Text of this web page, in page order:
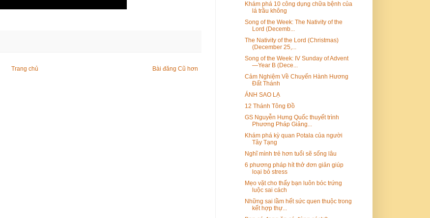
Bài đăng Cũ hơn
Trang chủ
Khám phá 10 công dụng chữa bệnh của
lá trầu không
Song of the Week: The Nativity of the
Lord (Decemb...
The Nativity of the Lord (Christmas)
(December 25,...
Song of the Week: IV Sunday of Advent
—Year B (Dece...
Cảm Nghiệm Về Chuyến Hành Hương
Đất Thánh
ÁNH SAO LẠ
12 Thánh Tông Đồ
GS Nguyễn Hưng Quốc thuyết trình
Phương Pháp Giảng...
Khám phá kỳ quan Potala của người
Tây Tạng
Nghĩ mình trẻ hơn tuổi sẽ sống lâu
6 phương pháp hít thở đơn giản giúp
loại bỏ stress
Mẹo vặt cho thấy bạn luôn bóc trứng
luộc sai cách
Những sai lầm hết sức quen thuộc trong
kết hợp thự...